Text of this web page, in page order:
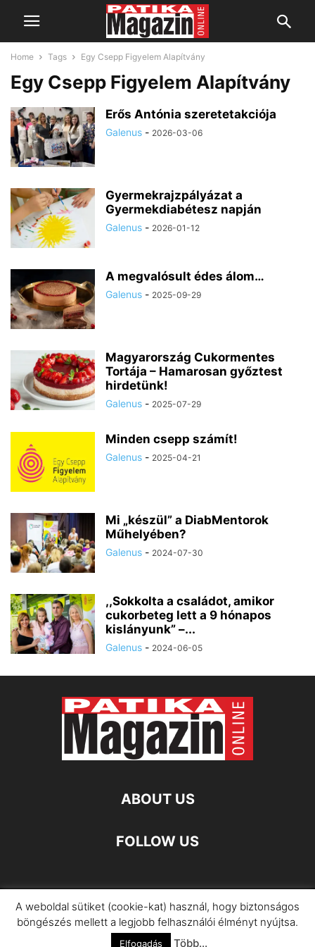
Home Tags Egy Csepp Figyelem Alapítvány
Egy Csepp Figyelem Alapítvány
Erős Antónia szeretetakciója
Galenus - 2026-03-06
Gyermekrajzpályázat a
Gyermekdiabétesz napján
Galenus - 2026-01-12
A megvalósult édes álom…
Galenus - 2025-09-29
Magyarország Cukormentes
Tortája – Hamarosan győztest
hirdetünk!
Galenus - 2025-07-29
Minden csepp számít!
Galenus - 2025-04-21
Mi „készül” a DiabMentorok
Műhelyében?
Galenus - 2024-07-30
,,Sokkolta a családot, amikor
cukorbeteg lett a 9 hónapos
kislányunk” –...
Galenus - 2024-06-05
ABOUT US
FOLLOW US
Impresszum Adatkezelési Információ
©
A weboldal sütiket (cookie-kat) használ, hogy biztonságos
böngészés mellett a legjobb felhasználói élményt nyújtsa.
Elfogadás Több...